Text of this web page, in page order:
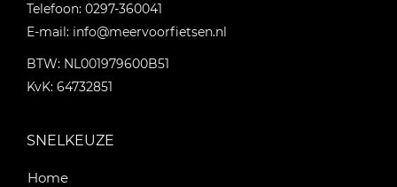
Telefoon: 0297-360041
E-mail: info@meervoorfietsen.nl
BTW: NL001979600B51
KvK: 64732851
SNELKEUZE
Home